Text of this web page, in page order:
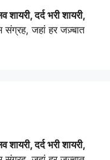
शायरी, दर्द भरी शायरी,
जहां हर जज़्बात
शायरी, दर्द भरी शायरी,